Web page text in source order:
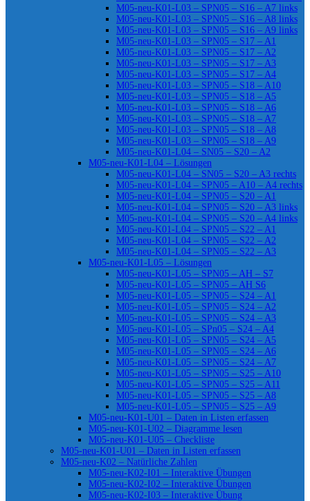
M05-neu-K01-L03 – SPN05 – S16 – A7 links
M05-neu-K01-L03 – SPN05 – S16 – A8 links
M05-neu-K01-L03 – SPN05 – S16 – A9 links
M05-neu-K01-L03 – SPN05 – S17 – A1
M05-neu-K01-L03 – SPN05 – S17 – A2
M05-neu-K01-L03 – SPN05 – S17 – A3
M05-neu-K01-L03 – SPN05 – S17 – A4
M05-neu-K01-L03 – SPN05 – S18 – A10
M05-neu-K01-L03 – SPN05 – S18 – A5
M05-neu-K01-L03 – SPN05 – S18 – A6
M05-neu-K01-L03 – SPN05 – S18 – A7
M05-neu-K01-L03 – SPN05 – S18 – A8
M05-neu-K01-L03 – SPN05 – S18 – A9
M05-neu-K01-L04 – SN05 – S20 – A2
M05-neu-K01-L04 – Lösungen
M05-neu-K01-L04 – SN05 – S20 – A3 rechts
M05-neu-K01-L04 – SPN05 – A10 – A4 rechts
M05-neu-K01-L04 – SPN05 – S20 – A1
M05-neu-K01-L04 – SPN05 – S20 – A3 links
M05-neu-K01-L04 – SPN05 – S20 – A4 links
M05-neu-K01-L04 – SPN05 – S22 – A1
M05-neu-K01-L04 – SPN05 – S22 – A2
M05-neu-K01-L04 – SPN05 – S22 – A3
M05-neu-K01-L05 – Lösungen
M05-neu-K01-L05 – SPN05 – AH – S7
M05-neu-K01-L05 – SPN05 – AH S6
M05-neu-K01-L05 – SPN05 – S24 – A1
M05-neu-K01-L05 – SPN05 – S24 – A2
M05-neu-K01-L05 – SPN05 – S24 – A3
M05-neu-K01-L05 – SPn05 – S24 – A4
M05-neu-K01-L05 – SPN05 – S24 – A5
M05-neu-K01-L05 – SPN05 – S24 – A6
M05-neu-K01-L05 – SPN05 – S24 – A7
M05-neu-K01-L05 – SPN05 – S25 – A10
M05-neu-K01-L05 – SPN05 – S25 – A11
M05-neu-K01-L05 – SPN05 – S25 – A8
M05-neu-K01-L05 – SPN05 – S25 – A9
M05-neu-K01-U01 – Daten in Listen erfassen
M05-neu-K01-U02 – Diagramme lesen
M05-neu-K01-U05 – Checkliste
M05-neu-K01-U01 – Daten in Listen erfassen
M05-neu-K02 – Natürliche Zahlen
M05-neu-K02-I01 – Interaktive Übungen
M05-neu-K02-I02 – Interaktive Übungen
M05-neu-K02-I03 – Interaktive Übung